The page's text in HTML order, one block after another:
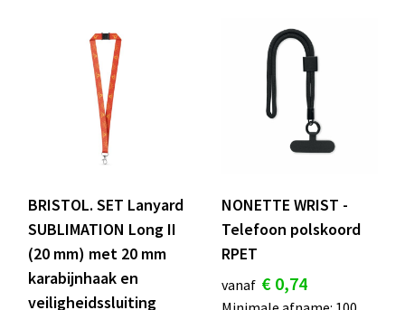
BRISTOL. SET Lanyard
SUBLIMATION Long II
(20 mm) met 20 mm
karabijnhaak en
veiligheidssluiting
NONETTE WRIST -
Telefoon polskoord
RPET
vanaf € 0,74